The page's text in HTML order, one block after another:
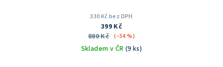
330 Kč bez DPH
399 Kč
880 Kč (–54 %)
Skladem v ČR (9 ks)